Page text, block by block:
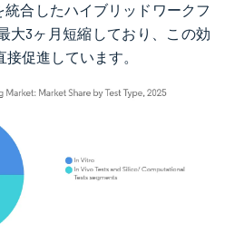
統合したハイブリッドワークフ
大3ヶ月短縮しており、この効
促進しています。